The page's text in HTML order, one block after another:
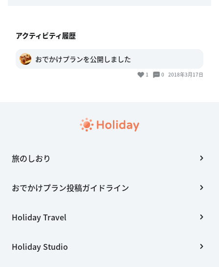
アクティビティ履歴
おでかけプランを公開しました
1 0 2018年3月17日
旅のしおり
おでかけプラン投稿ガイドライン
Holiday Travel
Holiday Studio